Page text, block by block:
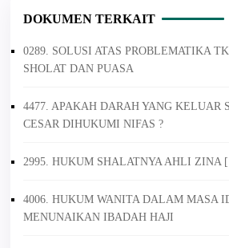
DOKUMEN TERKAIT
0289. SOLUSI ATAS PROBLEMATIKA
SHOLAT DAN PUASA
4477. APAKAH DARAH YANG KELUAR
CESAR DIHUKUMI NIFAS ?
2995. HUKUM SHALATNYA AHLI ZINA [
4006. HUKUM WANITA DALAM MASA
MENUNAIKAN IBADAH HAJI